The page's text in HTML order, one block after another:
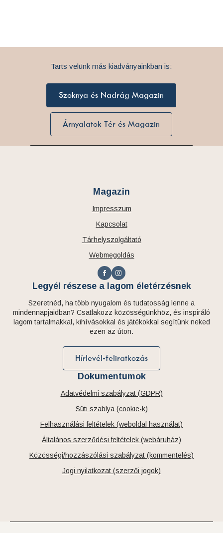
Tarts velünk más kiadványainkban is:
Szoknya és Nadrág Magazin
Árnyalatok Tér és Magazin
Magazin
Impresszum
Kapcsolat
Tárhelyszolgáltató
Webmegoldás
Legyél részese a lagom életérzésnek
Szeretnéd, ha több nyugalom és tudatosság lenne a
mindennapjaidban? Csatlakozz közösségünkhöz, és inspiráló
lagom tartalmakkal, kihívásokkal és játékokkal segítünk neked
ezen az úton.
Hírlevél-feliratkozás
Dokumentumok
Adatvédelmi szabályzat (GDPR)
Süti szablya (cookie-k)
Felhasználási feltételek (weboldal használat)
Általános szerződési feltételek (webáruház)
Közösségi/hozzászólási szabályzat (kommentelés)
Jogi nyilatkozat (szerzői jogok)